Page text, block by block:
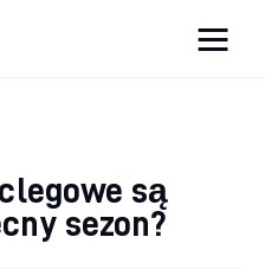
są
sezon?